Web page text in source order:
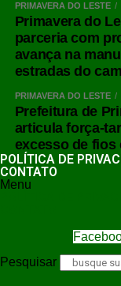
PRIMAVERA DO LESTE
Primavera do
parceria com
avança na
estradas do
PRIMAVERA DO LESTE
Prefeitura de
articula força-
excesso de fios
POLÍTICA DE
CONTATO
Menu
Pesquisar